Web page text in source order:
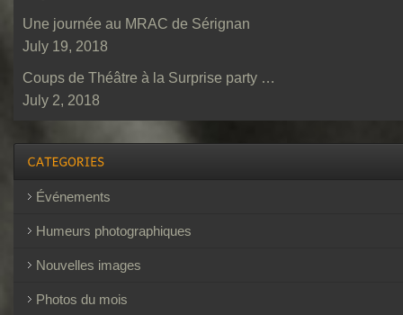
Une journée au MRAC de Sérignan
July 19, 2018
Coups de Théâtre à la Surprise party …
July 2, 2018
Événements
Humeurs photographiques
Nouvelles images
Photos du mois